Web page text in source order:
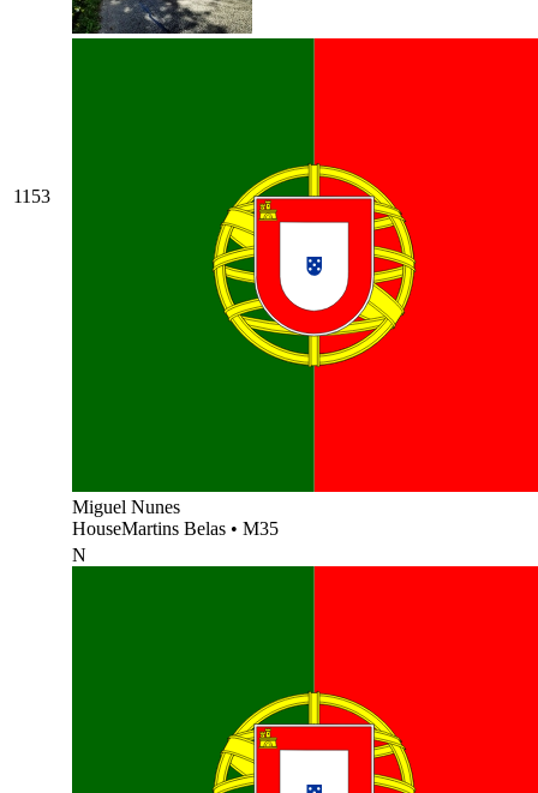
1153
Miguel Nunes
HouseMartins Belas • M35
N